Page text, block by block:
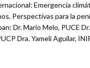
Emergencia
Perspectivas para la
Dr. Mario Melo, PUCE
Dra. Yameli Aguilar,